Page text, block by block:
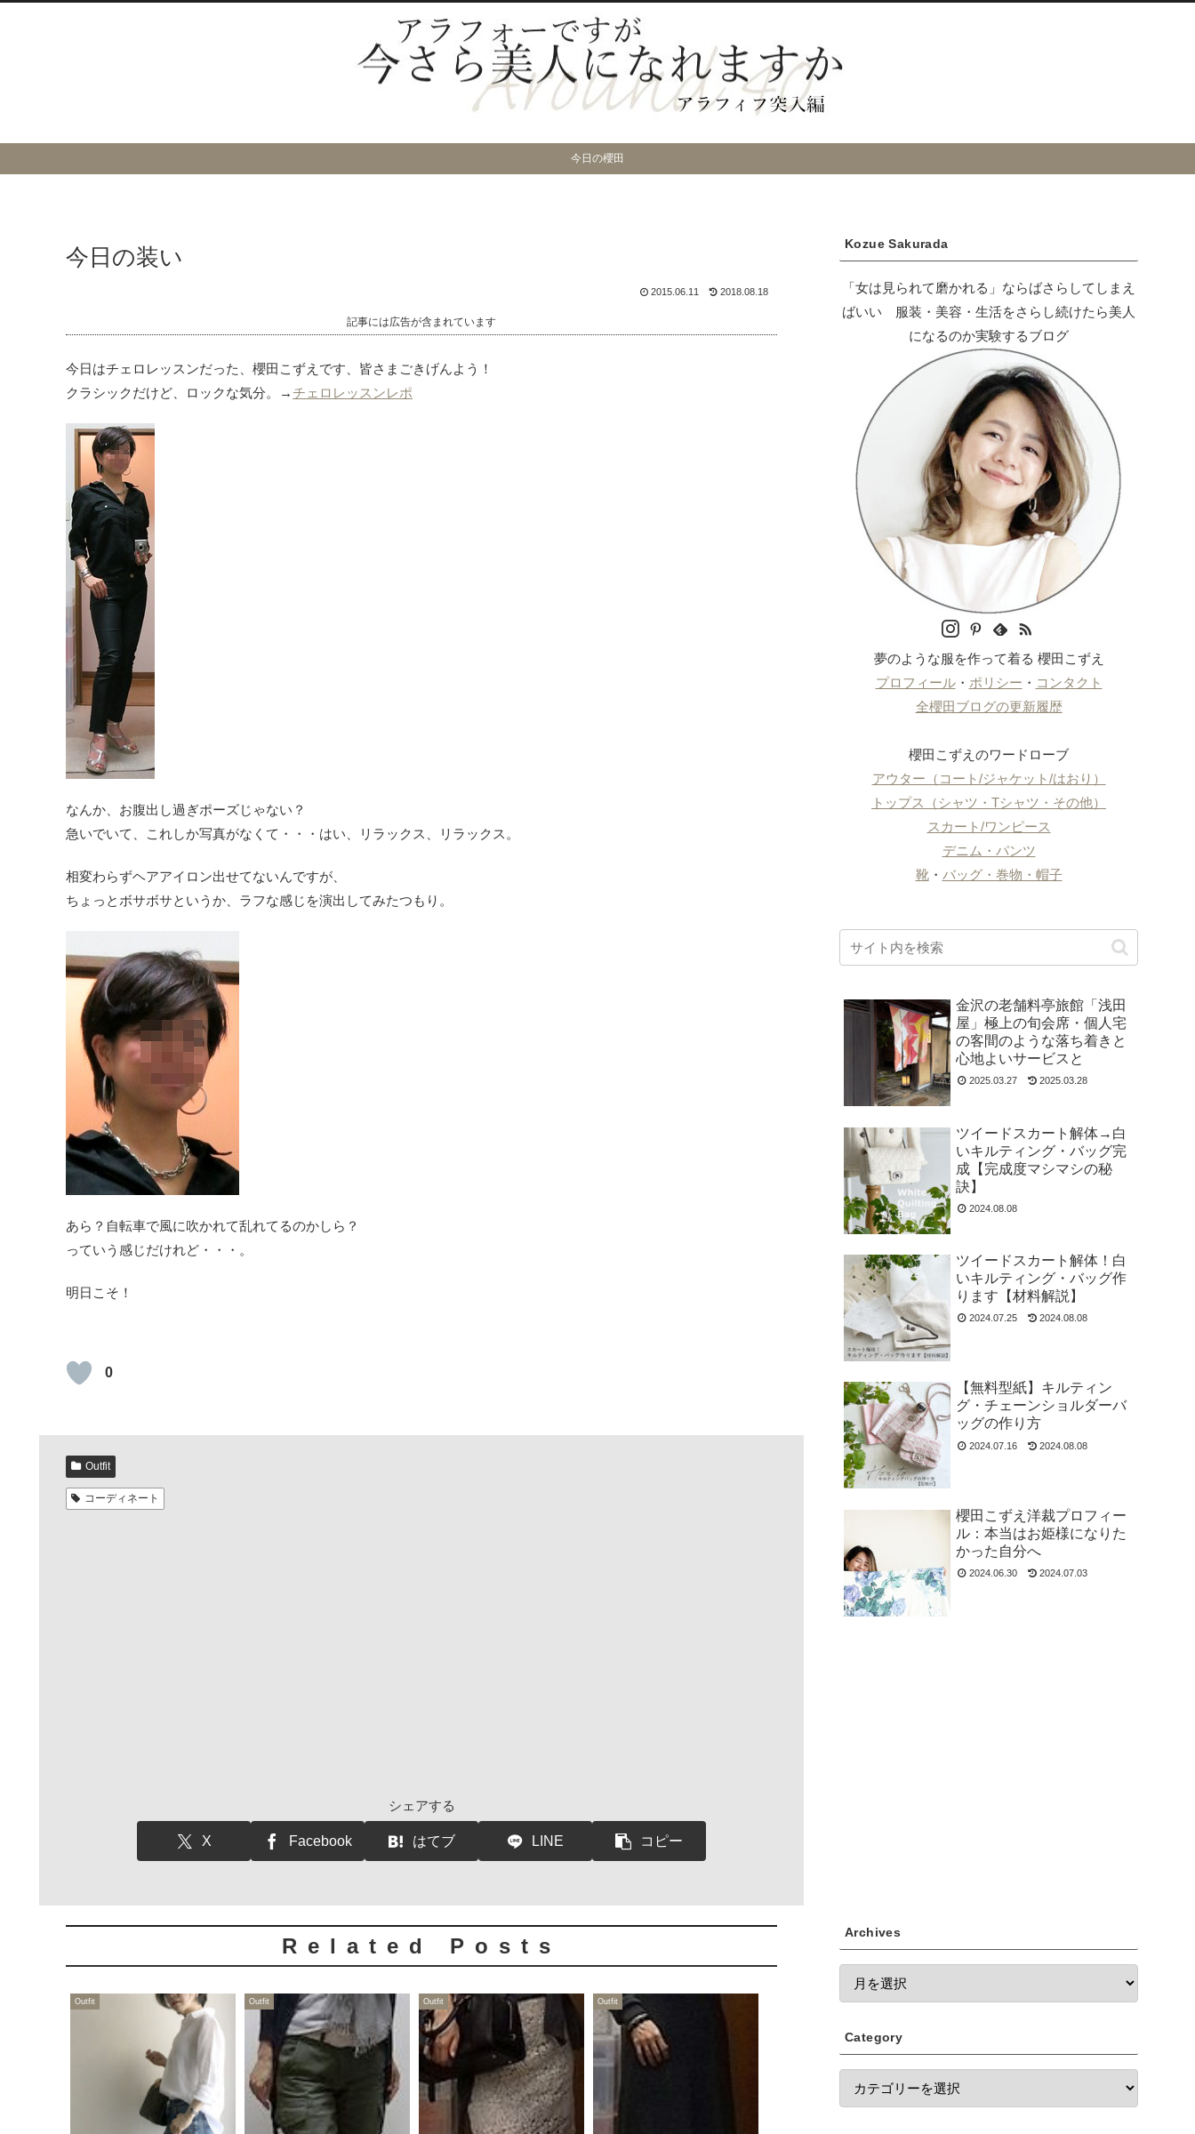
今日の櫻田
今日の装い
2015.06.11 2018.08.18
記事には広告が含まれています
今日はチェロレッスンだった、櫻田こずえです、皆さまごきげんよう！
クラシックだけど、ロックな気分。→チェロレッスンレポ
なんか、お腹出し過ぎポーズじゃない？
急いでいて、これしか写真がなくて・・・はい、リラックス、リラックス。
相変わらずヘアアイロン出せてないんですが、
ちょっとボサボサというか、ラフな感じを演出してみたつもり。
あら？自転車で風に吹かれて乱れてるのかしら？
っていう感じだけれど・・・。
明日こそ！
0
Outfit
コーディネート
シェアする
X Facebook はてブ LINE コピー
Related Posts
Outfit Outfit Outfit Outfit
Kozue Sakurada
「女は見られて磨かれる」ならばさらしてしまえ
ばいい 服装・美容・生活をさらし続けたら美人
になるのか実験するブログ
夢のような服を作って着る 櫻田こずえ
プロフィール・ ポリシー ・ コンタクト
全櫻田ブログの更新履歴
櫻田こずえのワードローブ
アウター（コート/ジャケット/はおり）
トップス（シャツ・Tシャツ・その他）
スカート/ワンピース
デニム・パンツ
靴・ バッグ・巻物・帽子
金沢の老舗料亭旅館「浅田
屋」極上の旬会席・個人宅
の客間のような落ち着きと
心地よいサービスと
2025.03.27 2025.03.28
ツイードスカート解体→白
いキルティング・バッグ完
成【完成度マシマシの秘
訣】
2024.08.08
ツイードスカート解体！白
いキルティング・バッグ作
ります【材料解説】
2024.07.25 2024.08.08
【無料型紙】キルティン
グ・チェーンショルダーバ
ッグの作り方
2024.07.16 2024.08.08
櫻田こずえ洋裁プロフィー
ル：本当はお姫様になりた
かった自分へ
2024.06.30 2024.07.03
Archives
Category